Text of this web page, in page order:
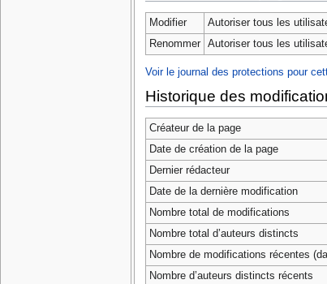
Modifier
Autoriser tous les
Renommer
Autoriser tous les
Voir le journal des protections pour
Historique des
Créateur de la page
Date de création de la page
Dernier rédacteur
Date de la dernière modification
Nombre total de modifications
Nombre total d’auteurs distincts
Nombre de modifications récentes
Nombre d’auteurs distincts récents